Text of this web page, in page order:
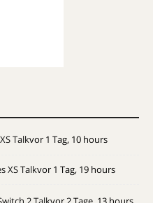
Talkvor 1 Tag, 10 hours
XS Talkvor 1 Tag, 19 hours